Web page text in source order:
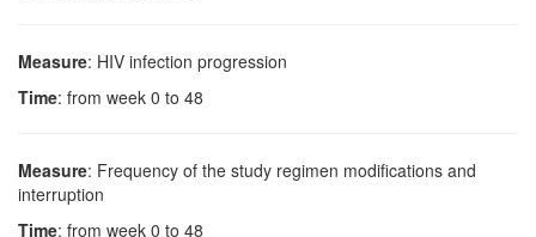
Measure: HIV infection progression
Time: from week 0 to 48
Measure: Frequency of the study regimen modifications and
interruption
Time: from week 0 to 48